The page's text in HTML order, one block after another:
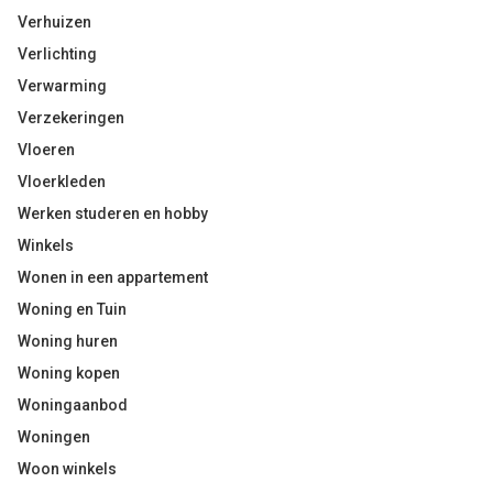
Verhuizen
Verlichting
Verwarming
Verzekeringen
Vloeren
Vloerkleden
Werken studeren en hobby
Winkels
Wonen in een appartement
Woning en Tuin
Woning huren
Woning kopen
Woningaanbod
Woningen
Woon winkels